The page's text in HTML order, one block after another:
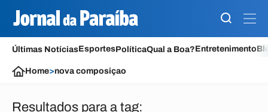
Últimas NotíciasEsportesPolíticaQual a Boa?Entretenimento
Home>nova composiçao
Resultados para a tag: